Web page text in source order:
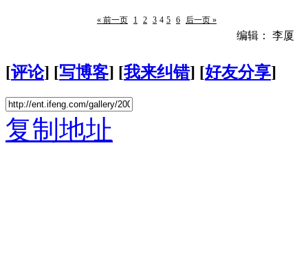
« 前一页 1 2 3 4 5 6 后一页 »
编辑： 李厦
[评论] [写博客] [我来纠错] [好友分享]
复制地址